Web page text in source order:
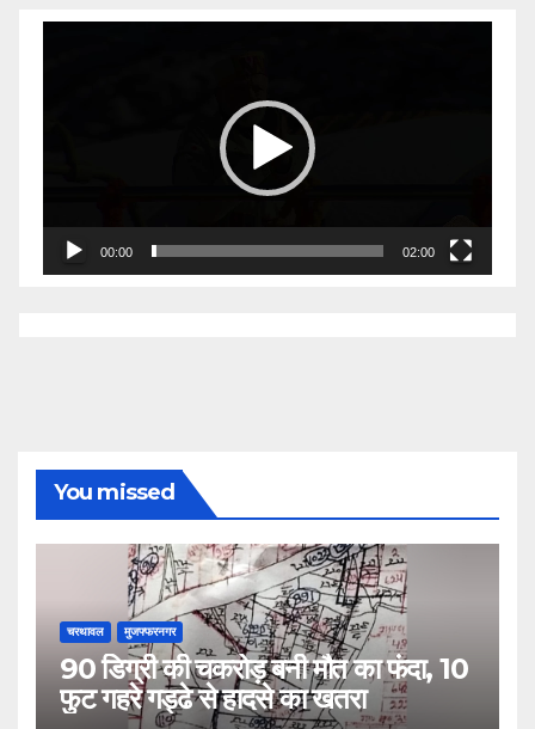
00:00 02:00
You missed
चरथावल मुजफ्फरनगर
90 डिग्री की चकरोड़ बनी मौत का फंदा, 10
फुट गहरे गड्ढे से हादसे का खतरा